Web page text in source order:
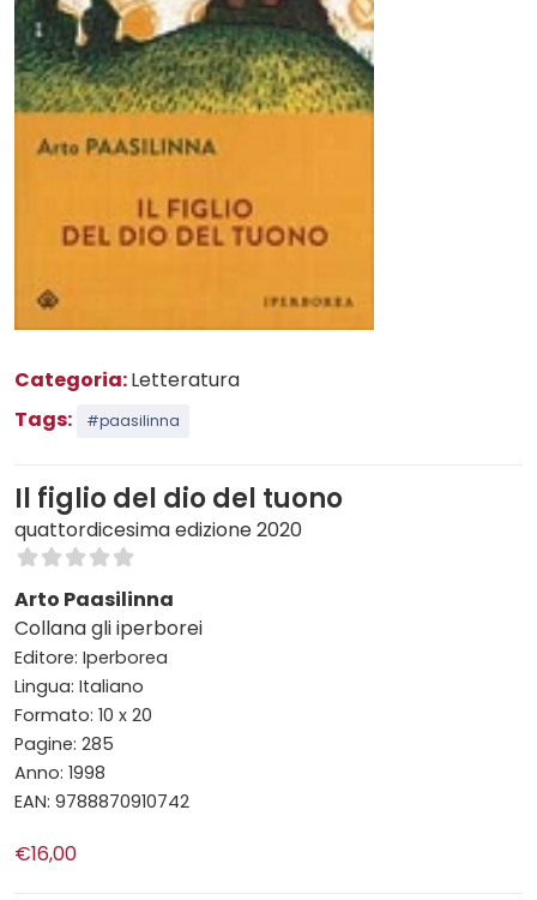
Categoria:Letteratura
Tags:
#paasilinna
Il figlio del dio del tuono
quattordicesima edizione 2020
Arto Paasilinna
Collana gli iperborei
Editore: Iperborea
Lingua: Italiano
Formato: 10 x 20
Pagine: 285
Anno: 1998
EAN: 9788870910742
€16,00